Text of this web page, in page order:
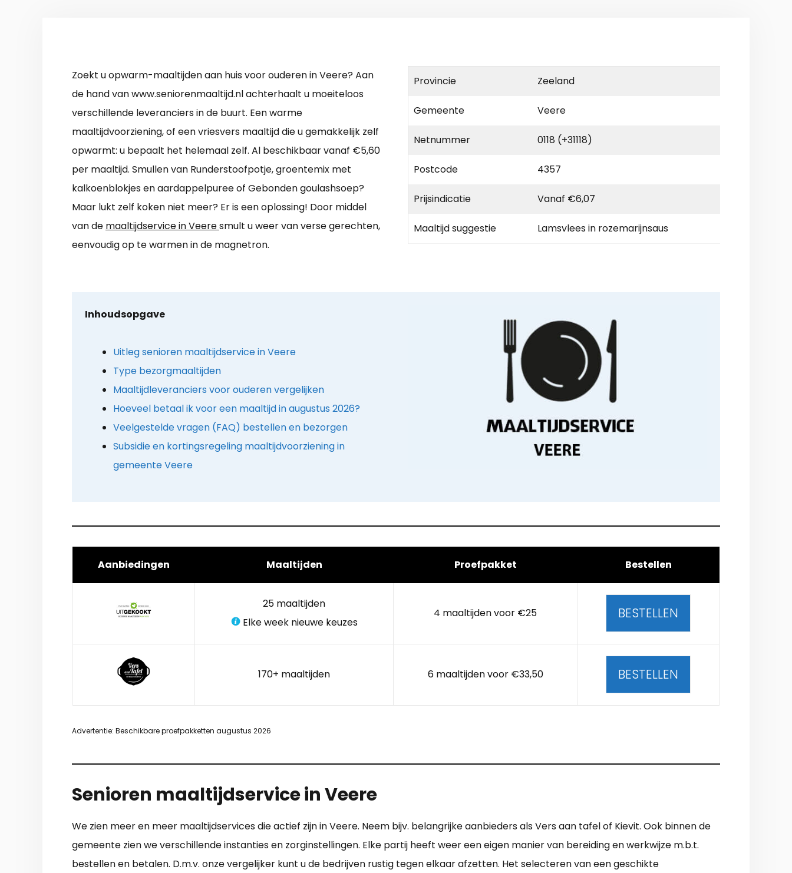
Zoekt u opwarm-maaltijden aan huis voor ouderen in Veere? Aan
de hand van www.seniorenmaaltijd.nl achterhaalt u moeiteloos
verschillende leveranciers in de buurt. Een warme
maaltijdvoorziening, of een vriesvers maaltijd die u gemakkelijk zelf
opwarmt: u bepaalt het helemaal zelf. Al beschikbaar vanaf €5,60
per maaltijd. Smullen van Runderstoofpotje, groentemix met
kalkoenblokjes en aardappelpuree of Gebonden goulashsoep?
Maar lukt zelf koken niet meer? Er is een oplossing! Door middel
van de maaltijdservice in Veeresmult u weer van verse gerechten,
eenvoudig op te warmen in de magnetron.
Provincie Zeeland
Gemeente Veere
Netnummer 0118 (+31118)
Postcode 4357
Prijsindicatie Vanaf €6,07
Maaltijd suggestie Lamsvlees in rozemarijnsaus
Inhoudsopgave
Uitleg senioren maaltijdservice in Veere
Type bezorgmaaltijden
Maaltijdleveranciers voor ouderen vergelijken
Hoeveel betaal ik voor een maaltijd in augustus 2026?
Veelgestelde vragen (FAQ) bestellen en bezorgen
Subsidie en kortingsregeling maaltijdvoorziening in
gemeente Veere
Aanbiedingen Maaltijden Proefpakket Bestellen
25 maaltijden
Elke week nieuwe keuzes
4 maaltijden voor €25 BESTELLEN
170+ maaltijden 6 maaltijden voor €33,50 BESTELLEN
Advertentie: Beschikbare proefpakketten augustus 2026
Senioren maaltijdservice in Veere
We zien meer en meer maaltijdservices die actief zijn in Veere. Neem bijv. belangrijke aanbieders als Vers aan tafel of Kievit. Ook binnen de
gemeente zien we verschillende instanties en zorginstellingen. Elke partij heeft weer een eigen manier van bereiding en werkwijze m.b.t.
bestellen en betalen. D.m.v. onze vergelijker kunt u de bedrijven rustig tegen elkaar afzetten. Het selecteren van een geschikte